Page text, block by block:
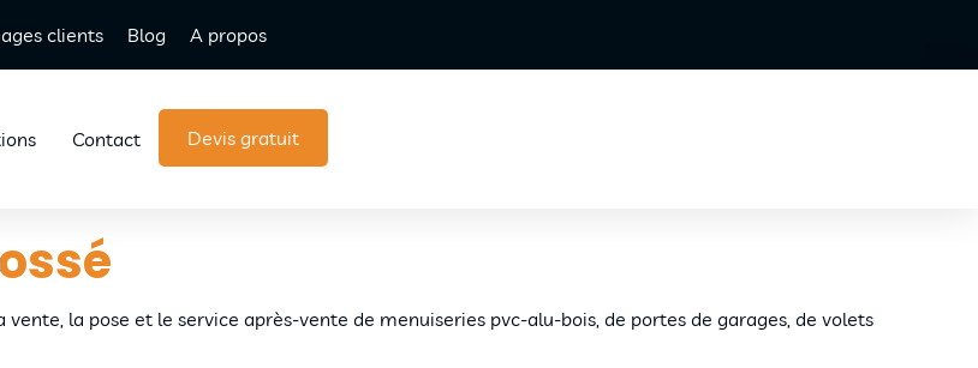
clients Blog A propos
Contact Devis gratuit
vente, la pose et le service après-vente de menuiseries pvc-alu-bois, de portes de garages, de volets